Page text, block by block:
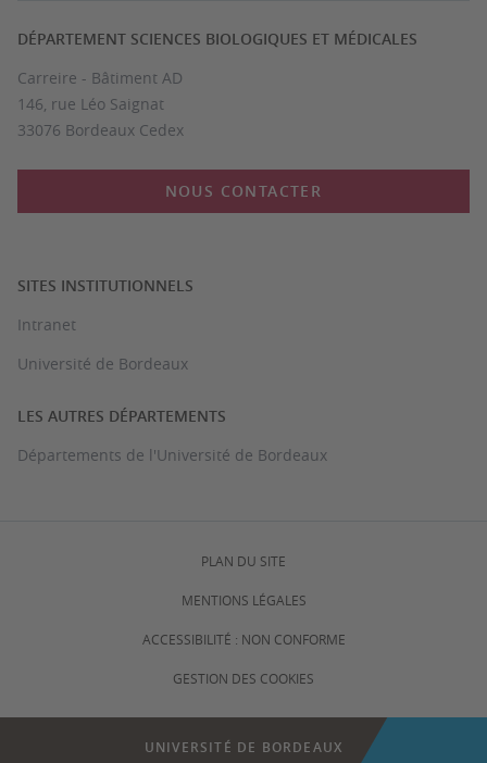
DÉPARTEMENT SCIENCES BIOLOGIQUES ET MÉDICALES
Carreire - Bâtiment AD
146, rue Léo Saignat
33076 Bordeaux Cedex
NOUS CONTACTER
SITES INSTITUTIONNELS
Intranet
Université de Bordeaux
LES AUTRES DÉPARTEMENTS
Départements de l'Université de Bordeaux
PLAN DU SITE
MENTIONS LÉGALES
ACCESSIBILITÉ : NON CONFORME
GESTION DES COOKIES
UNIVERSITÉ DE BORDEAUX